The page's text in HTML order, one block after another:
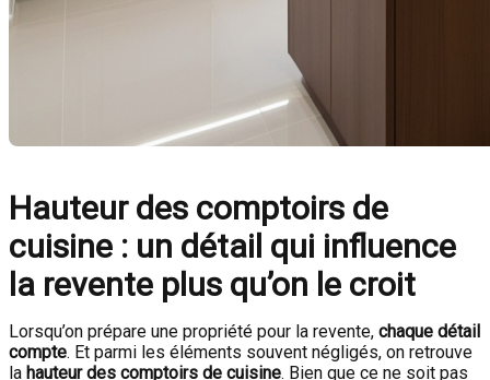
Hauteur des comptoirs de
cuisine : un détail qui influence
la revente plus qu’on le croit
Lorsqu’on prépare une propriété pour la revente, chaque détail
compte. Et parmi les éléments souvent négligés, on retrouve
la hauteur des comptoirs de cuisine. Bien que ce ne soit pas